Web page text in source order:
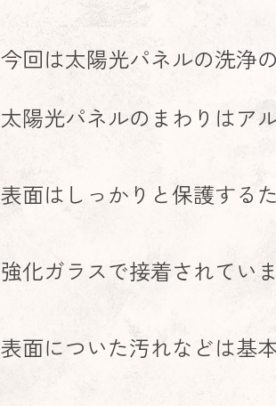
今回は太陽光パネルの洗浄
太陽光パネルのまわりはア
表面はしっかりと保護する
強化ガラスで接着されてい
表面についた汚れなどは基